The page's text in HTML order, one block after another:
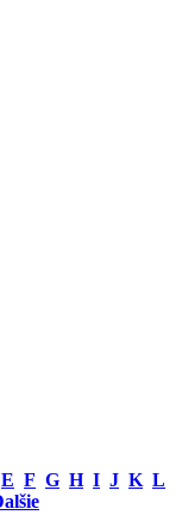
E F G H I J K L